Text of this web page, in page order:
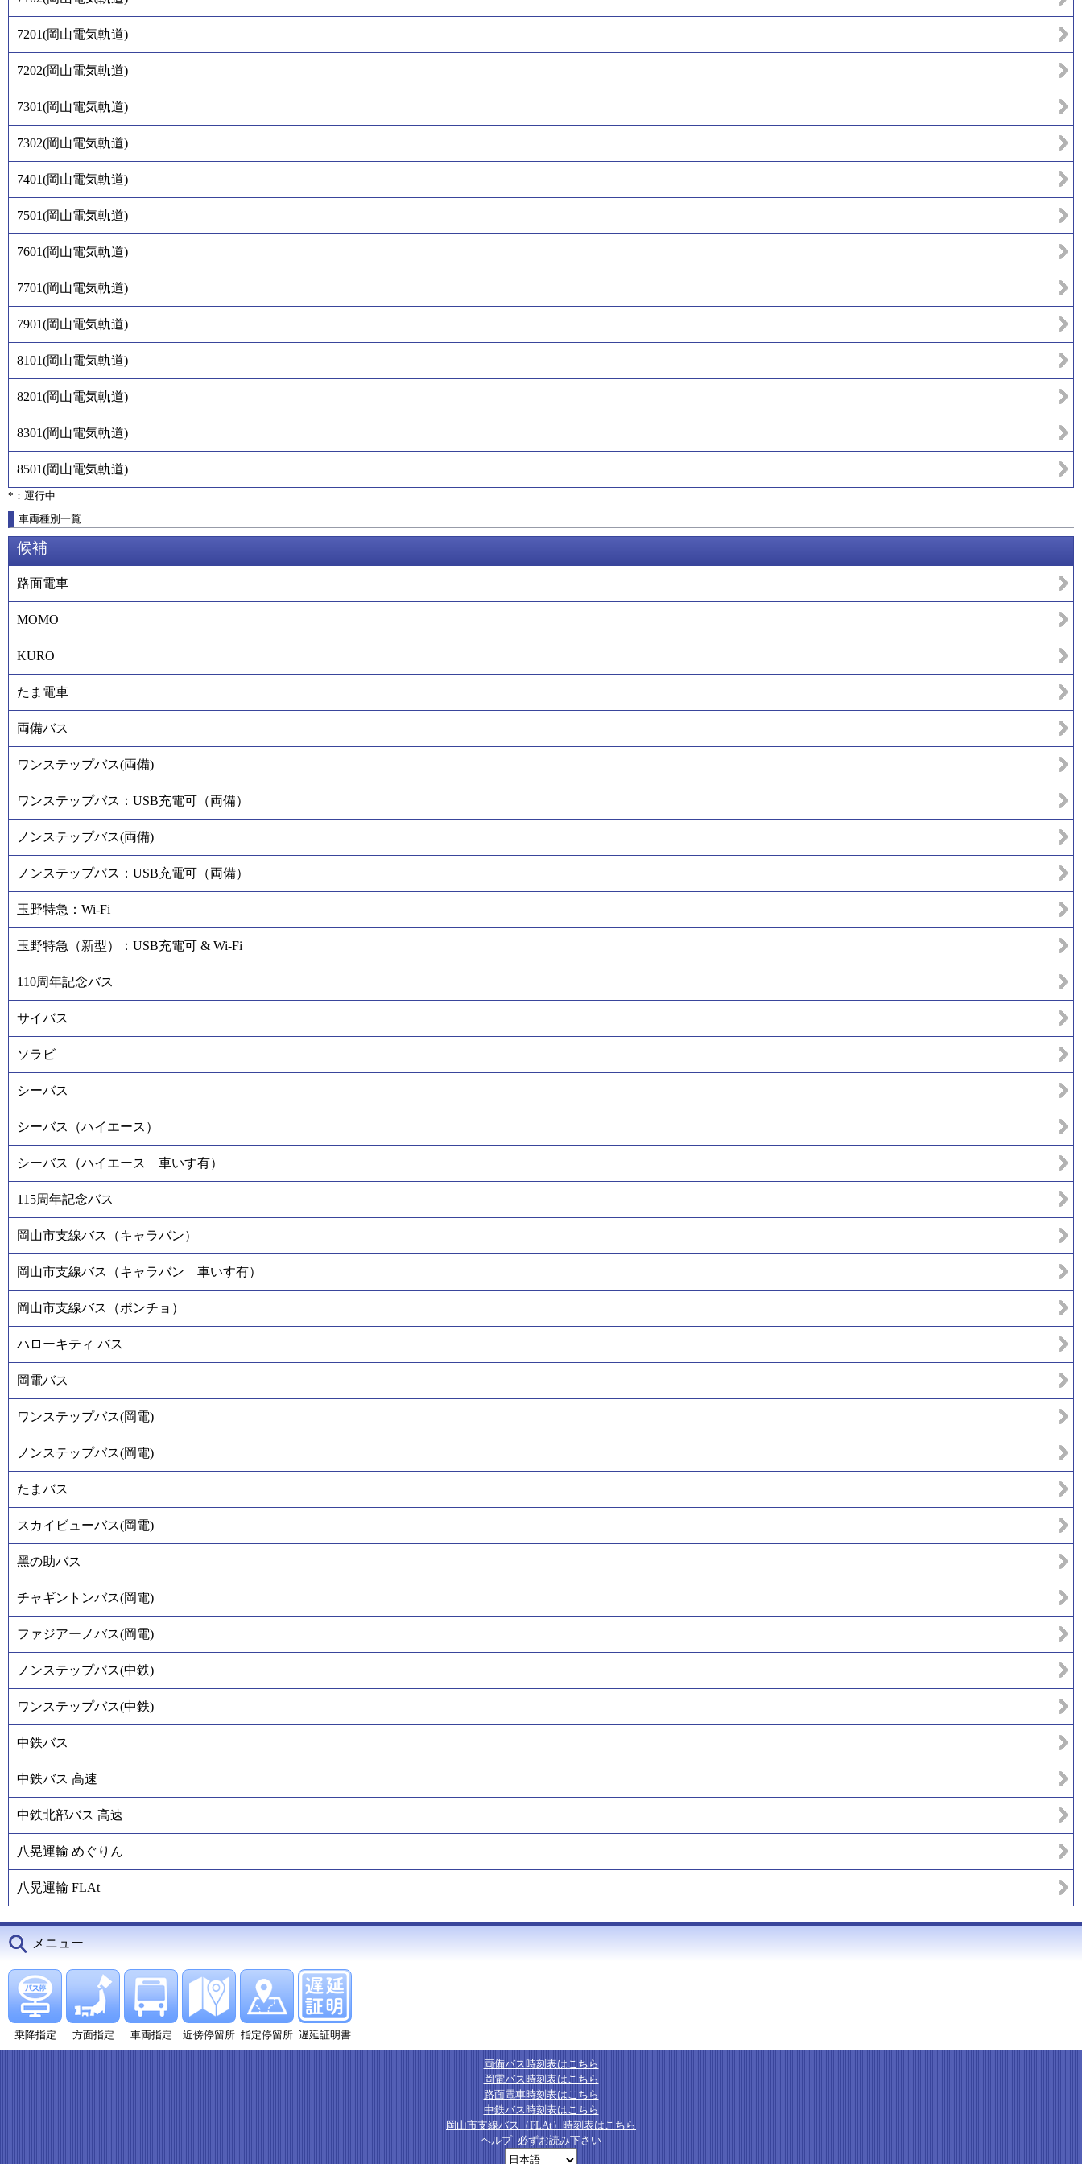
7201(岡山電気軌道)
7202(岡山電気軌道)
7301(岡山電気軌道)
7302(岡山電気軌道)
7401(岡山電気軌道)
7501(岡山電気軌道)
7601(岡山電気軌道)
7701(岡山電気軌道)
7901(岡山電気軌道)
8101(岡山電気軌道)
8201(岡山電気軌道)
8301(岡山電気軌道)
8501(岡山電気軌道)
*：運行中
車両種別一覧
候補
路面電車
MOMO
KURO
たま電車
両備バス
ワンステップバス(両備)
ワンステップバス：USB充電可（両備）
ノンステップバス(両備)
ノンステップバス：USB充電可（両備）
玉野特急：Wi-Fi
玉野特急（新型）：USB充電可 & Wi-Fi
110周年記念バス
サイバス
ソラビ
シーバス
シーバス（ハイエース）
シーバス（ハイエース 車いす有）
115周年記念バス
岡山市支線バス（キャラバン）
岡山市支線バス（キャラバン 車いす有）
岡山市支線バス（ポンチョ）
ハローキティ バス
岡電バス
ワンステップバス(岡電)
ノンステップバス(岡電)
たまバス
スカイビューバス(岡電)
黑の助バス
チャギントンバス(岡電)
ファジアーノバス(岡電)
ノンステップバス(中鉄)
ワンステップバス(中鉄)
中鉄バス
中鉄バス 高速
中鉄北部バス 高速
八晃運輸 めぐりん
八晃運輸 FLAt
メニュー
乗降指定 方面指定 車両指定 近傍停留所 指定停留所 遅延証明書
両備バス時刻表はこちら
岡電バス時刻表はこちら
路面電車時刻表はこちら
中鉄バス時刻表はこちら
岡山市支線バス（FLAt）時刻表はこちら
ヘルプ 必ずお読み下さい